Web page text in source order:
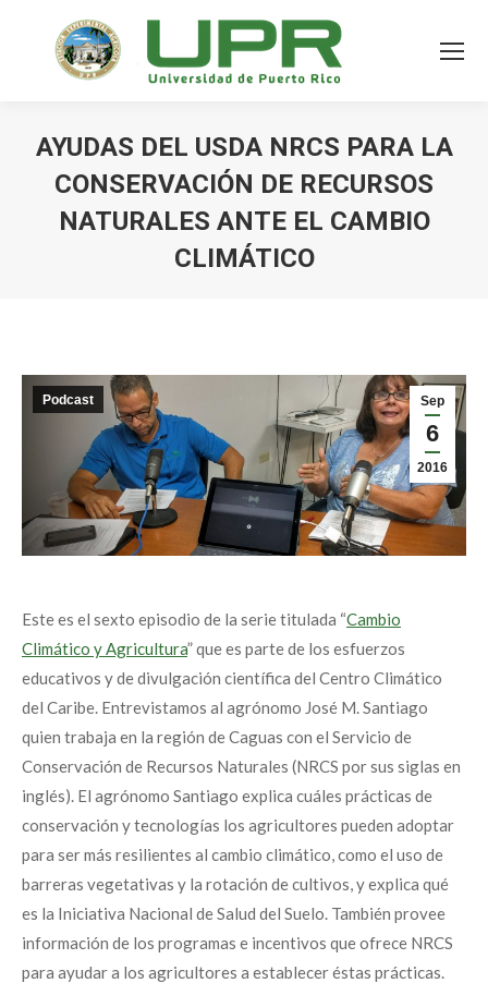
AYUDAS DEL USDA NRCS PARA LA
CONSERVACIÓN DE RECURSOS
NATURALES ANTE EL CAMBIO
CLIMÁTICO
Sep
6
2016
Podcast
Este es el sexto episodio de la serie titulada “Cambio
Climático y Agricultura” que es parte de los esfuerzos
educativos y de divulgación científica del Centro Climático
del Caribe. Entrevistamos al agrónomo José M. Santiago
quien trabaja en la región de Caguas con el Servicio de
Conservación de Recursos Naturales (NRCS por sus siglas en
inglés). El agrónomo Santiago explica cuáles prácticas de
conservación y tecnologías los agricultores pueden adoptar
para ser más resilientes al cambio climático, como el uso de
barreras vegetativas y la rotación de cultivos, y explica qué
es la Iniciativa Nacional de Salud del Suelo. También provee
información de los programas e incentivos que ofrece NRCS
para ayudar a los agricultores a establecer éstas prácticas.